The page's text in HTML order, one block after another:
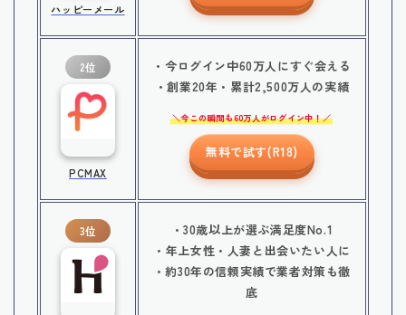
ハッピーメール
2位
PCMAX
・今ログイン中60万人にすぐ会える
・創業20年・累計2,500万人の実績
今この瞬間も60万人がログイン中！
無料で試す(R18)
3位
・30歳以上が選ぶ満足度No.1
・年上女性・人妻と出会いたい人に
・約30年の信頼実績で業者対策も徹
底